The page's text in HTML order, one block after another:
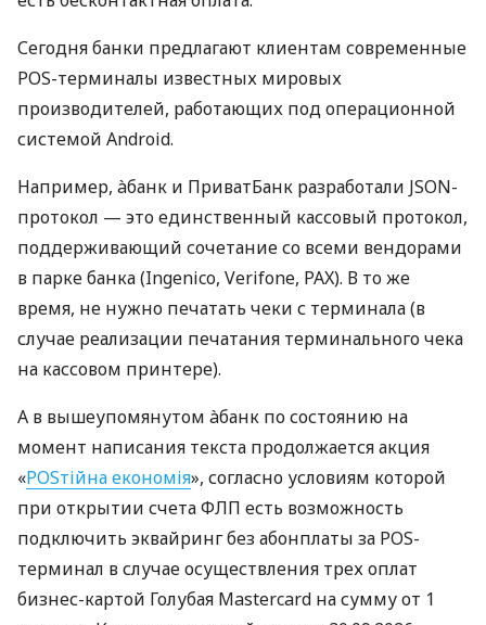
Сегодня банки предлагают клиентам современные
POS-терминалы известных мировых
производителей, работающих под операционной
системой Android.
Например, àбанк и ПриватБанк разработали JSON-
протокол — это единственный кассовый протокол,
поддерживающий сочетание со всеми вендорами
в парке банка (Ingenico, Verifone, PAX). В то же
время, не нужно печатать чеки с терминала (в
случае реализации печатания терминального чека
на кассовом принтере).
А в вышеупомянутом àбанк по состоянию на
момент написания текста продолжается акция
«POSтійна економія», согласно условиям которой
при открытии счета ФЛП есть возможность
подключить эквайринг без абонплаты за POS-
терминал в случае осуществления трех оплат
бизнес-картой Голубая Mastercard на сумму от 1